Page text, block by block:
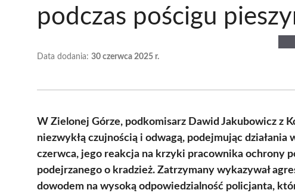
podczas pościgu
Data dodania: 30 czerwca 2025 r.
W Zielonej Górze, podkomisarz Dawid Jakubowicz z
niezwykłą czujnością i odwagą, podejmując działania
czerwca, jego reakcja na krzyki pracownika ochrony
podejrzanego o kradzież. Zatrzymany wykazywał
dowodem na wysoką odpowiedzialność policjanta,